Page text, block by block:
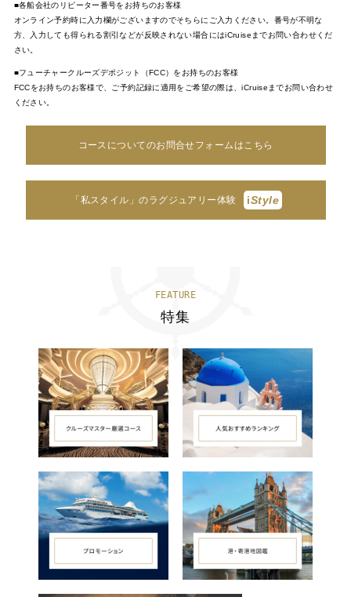
■各船会社のリピーター番号をお持ちのお客様
オンライン予約時に入力欄がございますのでそちらにご入力ください。番号が不明な
方、入力しても得られる割引などが反映されない場合にはiCruiseまでお問い合わせくだ
さい。
■フューチャークルーズデポジット（FCC）をお持ちのお客様
FCCをお持ちのお客様で、ご予約記録に適用をご希望の際は、iCruiseまでお問い合わせ
ください。
コースについてのお問合せフォームはこちら
「私スタイル」のラグジュアリー体験 iStyle
FEATURE
特集